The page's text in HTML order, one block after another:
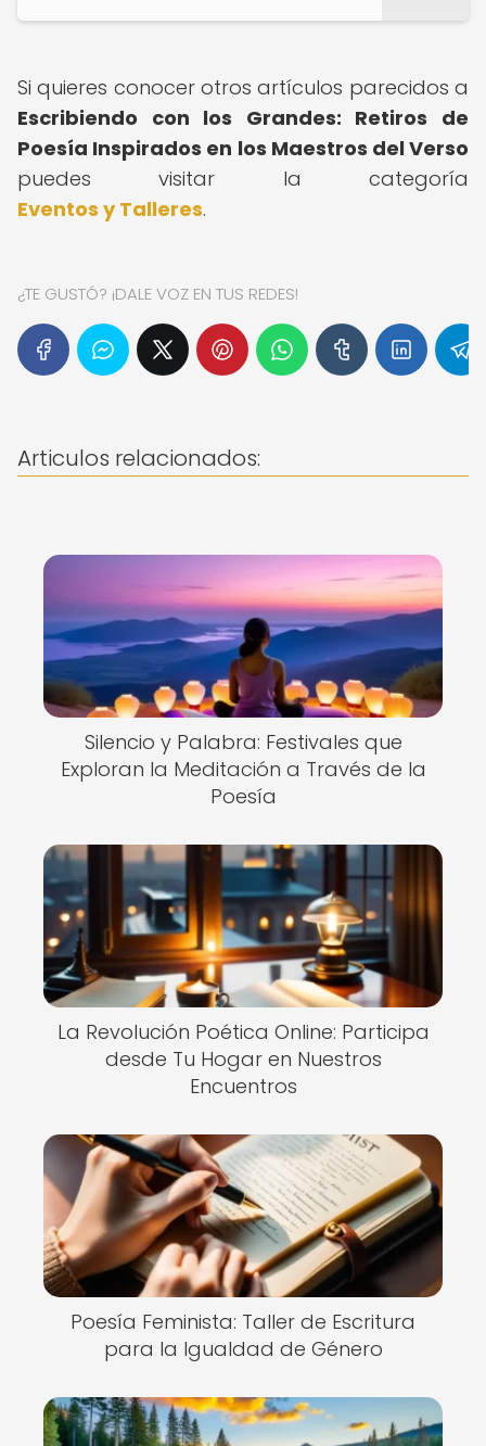
Si quieres conocer otros artículos parecidos a
Escribiendo con los Grandes: Retiros de
Poesía Inspirados en los Maestros del Verso
puedes visitar la categoría
Eventos y Talleres.
¿TE GUSTÓ? ¡DALE VOZ EN TUS REDES!
Articulos relacionados:
Silencio y Palabra: Festivales que
Exploran la Meditación a Través de la
Poesía
La Revolución Poética Online: Participa
desde Tu Hogar en Nuestros
Encuentros
Poesía Feminista: Taller de Escritura
para la Igualdad de Género